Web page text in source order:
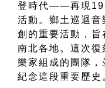
登時代——再現
活動。鄉土巡迴
創的重要活動，
南北各地。這次
樂家組成的團隊，
紀念這段重要歷史